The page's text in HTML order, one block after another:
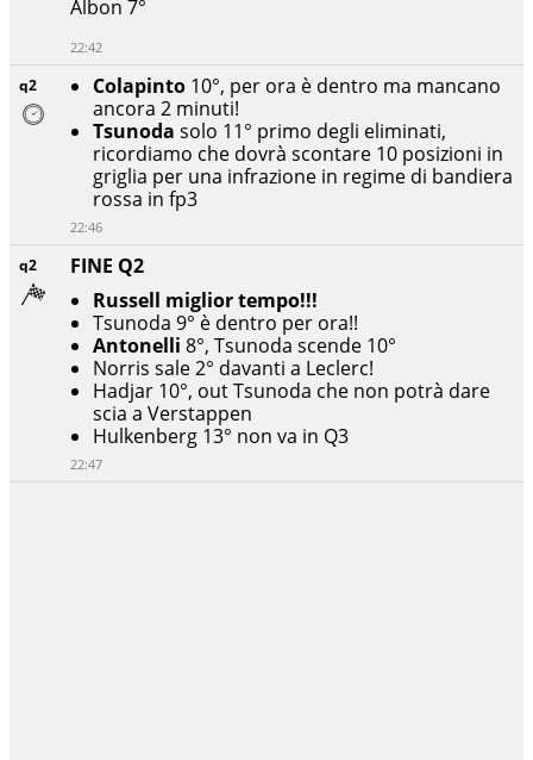
q2
FINE Q2
Russell miglior tempo!!!
Tsunoda 9° è dentro per ora!!
Antonelli 8°, Tsunoda scende 10°
Norris sale 2° davanti a Leclerc!
Hadjar 10°, out Tsunoda che non potrà dare
scia a Verstappen
Hulkenberg 13° non va in Q3
22:47
q2 Colapinto 10°, per ora è dentro ma mancano
ancora 2 minuti!
Tsunoda solo 11° primo degli eliminati,
ricordiamo che dovrà scontare 10 posizioni in
griglia per una infrazione in regime di bandiera
rossa in fp3
22:46
Albon 7°
22:42